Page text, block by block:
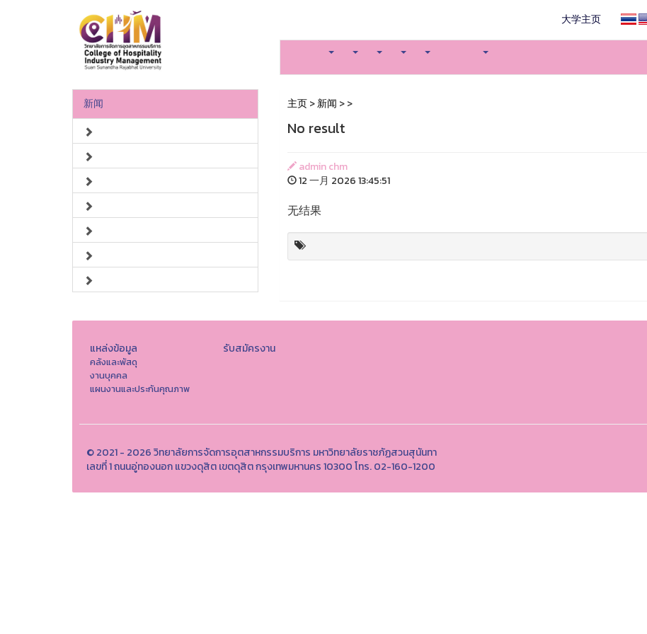
大学主页
新闻 主页>新闻 >>
No result
admin chm
12 一月 2026 13:45:51
无结果
แหล่งข้อมูล
คลังและพัสดุ
งานบุคคล
แผนงานและประกันคุณภาพ
รับสมัครงาน
© 2021 - 2026 วิทยาลัยการจัดการอุตสาหกรรมบริการ มหาวิทยาลัยราชภัฏสวนสุนันทา
เลขที่ 1 ถนนอู่ทองนอก แขวงดุสิต เขตดุสิต กรุงเทพมหานคร 10300 โทร. 02-160-1200